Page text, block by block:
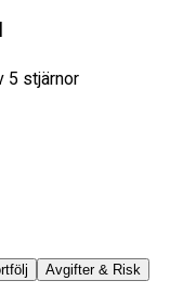
5 stjärnor
Avgifter & Risk